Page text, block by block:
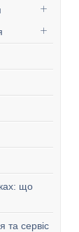
що
та сервіс